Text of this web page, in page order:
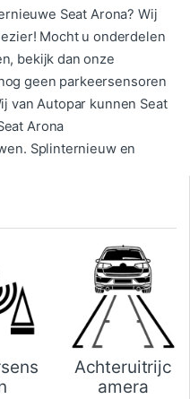
Seat Arona? Wij
Mocht u onderdelen
bekijk dan onze
geen parkeersensoren
van Autopar kunnen Seat
Arona
Splinternieuw en
Achteruitrijc
amera